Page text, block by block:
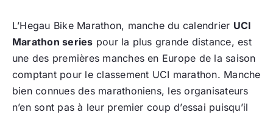
L’Hegau Bike Marathon, manche du calendrier UCI
Marathon series pour la plus grande distance, est
une des premières manches en Europe de la saison
comptant pour le classement UCI marathon. Manche
bien connues des marathoniens, les organisateurs
n’en sont pas à leur premier coup d’essai puisqu’il